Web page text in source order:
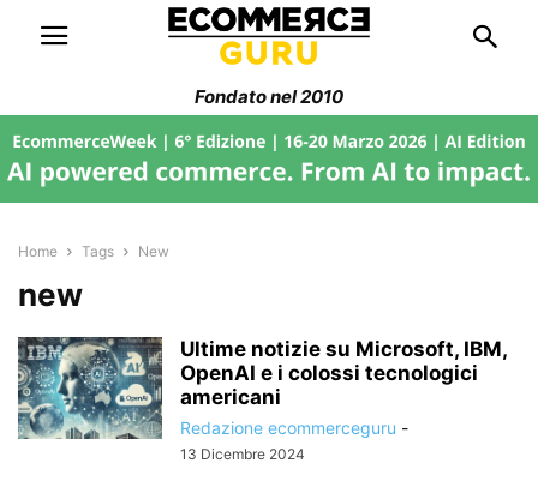
Fondato nel 2010
Home Tags New
new
Ultime notizie su Microsoft, IBM,
OpenAI e i colossi tecnologici
americani
Redazione ecommerceguru -
13 Dicembre 2024